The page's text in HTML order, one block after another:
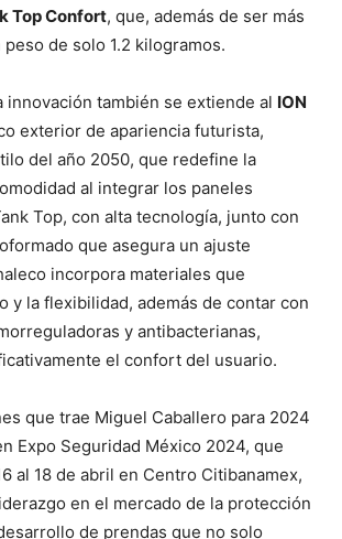
Top Confort, que, además de ser más
de solo 1.2 kilogramos.
innovación también se extiende al ION
exterior de apariencia futurista,
del año 2050, que redefine la
al integrar los paneles
Top, con alta tecnología, junto con
que asegura un ajuste
incorpora materiales que
y la flexibilidad, además de contar con
y antibacterianas,
el confort del usuario.
que trae Miguel Caballero para 2024
Expo Seguridad México 2024, que
al 18 de abril en Centro Citibanamex,
en el mercado de la protección
de prendas que no solo